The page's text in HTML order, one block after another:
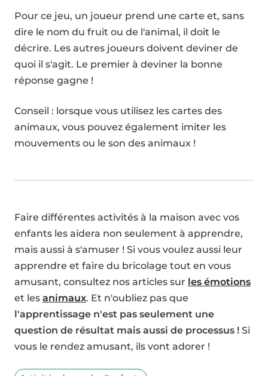
Pour ce jeu, un joueur prend une carte et, sans
dire le nom du fruit ou de l'animal, il doit le
décrire. Les autres joueurs doivent deviner de
quoi il s'agit. Le premier à deviner la bonne
réponse gagne !
Conseil : lorsque vous utilisez les cartes des
animaux, vous pouvez également imiter les
mouvements ou le son des animaux !
Faire différentes activités à la maison avec vos
enfants les aidera non seulement à apprendre,
mais aussi à s'amuser ! Si vous voulez aussi leur
apprendre et faire du bricolage tout en vous
amusant, consultez nos articles sur les émotions
et les animaux. Et n'oubliez pas que
l'apprentissage n'est pas seulement une
question de résultat mais aussi de processus ! Si
vous le rendez amusant, ils vont adorer !